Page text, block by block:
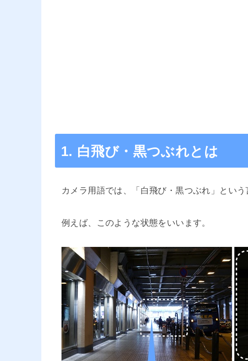
1. 白飛び・黒つぶれとは
カメラ用語では、「白飛び・黒つぶれ」という
例えば、このような状態をいいます。